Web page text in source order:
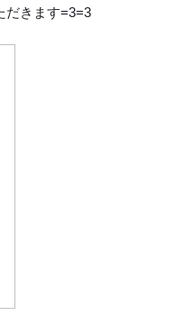
だきます=3=3